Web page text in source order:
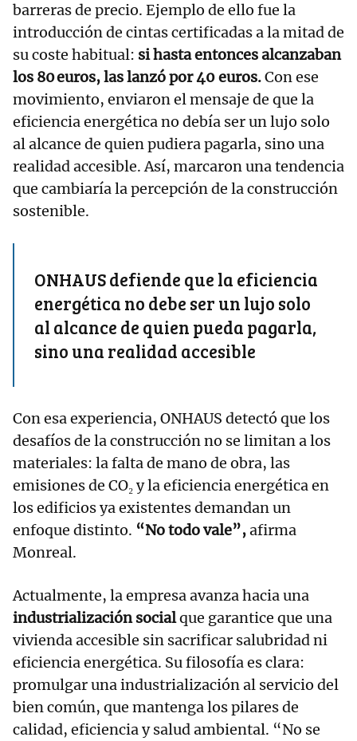
barreras de precio. Ejemplo de ello fue la
introducción de cintas certificadas a la mitad de
su coste habitual: si hasta entonces alcanzaban
los 80 euros, las lanzó por 40 euros.Con ese
movimiento, enviaron el mensaje de que la
eficiencia energética no debía ser un lujo solo
al alcance de quien pudiera pagarla, sino una
realidad accesible. Así, marcaron una tendencia
que cambiaría la percepción de la construcción
sostenible.
ONHAUS defiende que la eficiencia
energética no debe ser un lujo solo
al alcance de quien pueda pagarla,
sino una realidad accesible
Con esa experiencia, ONHAUS detectó que los
desafíos de la construcción no se limitan a los
materiales: la falta de mano de obra, las
emisiones de CO₂ y la eficiencia energética en
los edificios ya existentes demandan un
enfoque distinto. “No todo vale”,afirma
Monreal.
Actualmente, la empresa avanza hacia una
industrialización socialque garantice que una
vivienda accesible sin sacrificar salubridad ni
eficiencia energética. Su filosofía es clara:
promulgar una industrialización al servicio del
bien común, que mantenga los pilares de
calidad, eficiencia y salud ambiental. “No se